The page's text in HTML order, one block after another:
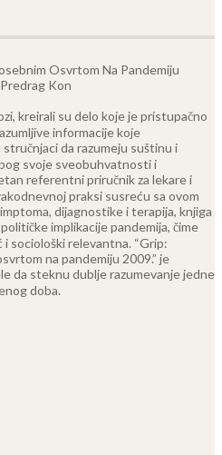
kreirali su delo koje je pristupačno
informacije koje
da razumeju suštinu i
svoje sveobuhvatnosti i
referentni priručnik za lekare i
praksi susreću sa ovom
dijagnostike i terapija, knjiga
implikacije pandemija, čime
sociološki relevantna. “Grip:
na pandemiju 2009.” je
da steknu dublje razumevanje jedne
doba.